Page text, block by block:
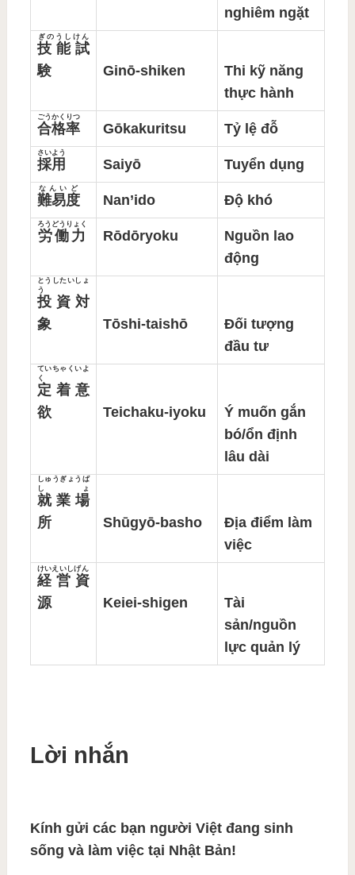
nghiêm ngặt
技能試
験
ぎのうしけん
Ginō-shiken
Thi kỹ năng
thực hành
合格率
ごうかくりつ
Gōkakuritsu Tỷ lệ đỗ
採用
さいよう
Saiyō Tuyển dụng
難易度
なんいど
Nan’ido Độ khó
労働力
ろうどうりょく
Rōdōryoku
Nguồn lao
động
投資対
象
とうしたいしょ
う
Tōshi-taishō
Đối tượng
đầu tư
定着意
欲
ていちゃくいよ
く
Teichaku-iyoku
Ý muốn gắn
bó/ổn định
lâu dài
就業場
所
しゅうぎょうば
しょ
Shūgyō-basho
Địa điểm làm
việc
経営資
源
けいえいしげん
Keiei-shigen
Tài
sản/nguồn
lực quản lý
Lời nhắn
Kính gửi các bạn người Việt đang sinh
sống và làm việc tại Nhật Bản!